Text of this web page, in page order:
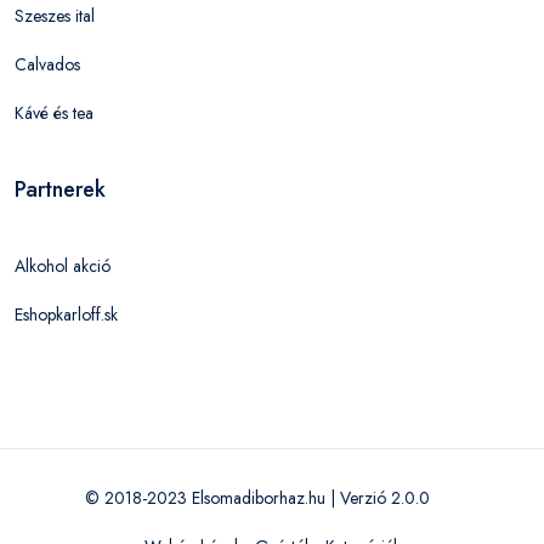
Szeszes ital
Calvados
Kávé és tea
Partnerek
Alkohol akció
Eshopkarloff.sk
© 2018-2023 Elsomadiborhaz.hu | Verzió 2.0.0